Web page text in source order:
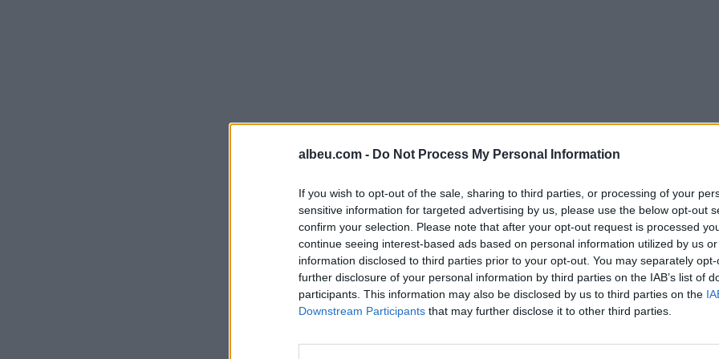
albeu.com - Do Not Process My Personal Information
If you wish to opt-out of the sale, sharing to third parties, or processing of your
sensitive information for targeted advertising by us, please use the below opt-out
confirm your selection. Please note that after your opt-out request is processed
continue seeing interest-based ads based on personal information utilized by us
information disclosed to third parties prior to your opt-out. You may separately
further disclosure of your personal information by third parties on the IAB’s list of
participants. This information may also be disclosed by us to third parties on the
Downstream Participants that may further disclose it to other third parties.